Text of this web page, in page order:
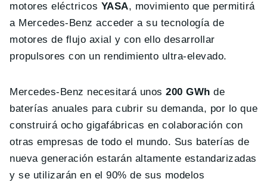
motores eléctricos YASA, movimiento que permitirá
a Mercedes-Benz acceder a su tecnología de
motores de flujo axial y con ello desarrollar
propulsores con un rendimiento ultra-elevado.
Mercedes-Benz necesitará unos200 GWh de
baterías anuales para cubrir su demanda, por lo que
construirá ocho gigafábricas en colaboración con
otras empresas de todo el mundo. Sus baterías de
nueva generación estarán altamente estandarizadas
y se utilizarán en el 90% de sus modelos